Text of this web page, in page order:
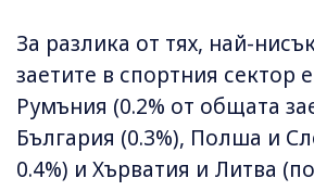
За разлика от тях, най-
заетите в спортния сектор
Румъния (0.2% от общата
България (0.3%), Полша и
0.4%) и Хърватия и Литва